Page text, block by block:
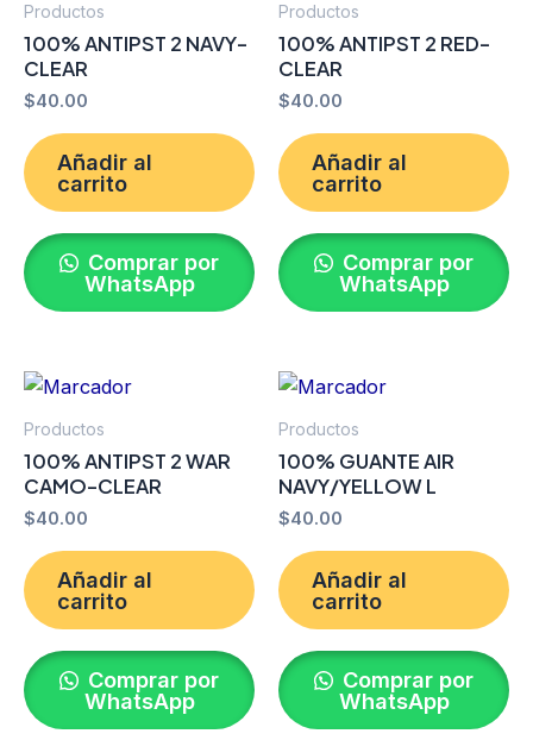
Productos
100% ANTIPST 2 NAVY-
CLEAR
$40.00
Añadir al
carrito
Comprar por
WhatsApp
Productos
100% ANTIPST 2 RED-
CLEAR
$40.00
Añadir al
carrito
Comprar por
WhatsApp
Productos
100% ANTIPST 2 WAR
CAMO-CLEAR
$40.00
Añadir al
carrito
Comprar por
WhatsApp
Productos
100% GUANTE AIR
NAVY/YELLOW L
$40.00
Añadir al
carrito
Comprar por
WhatsApp